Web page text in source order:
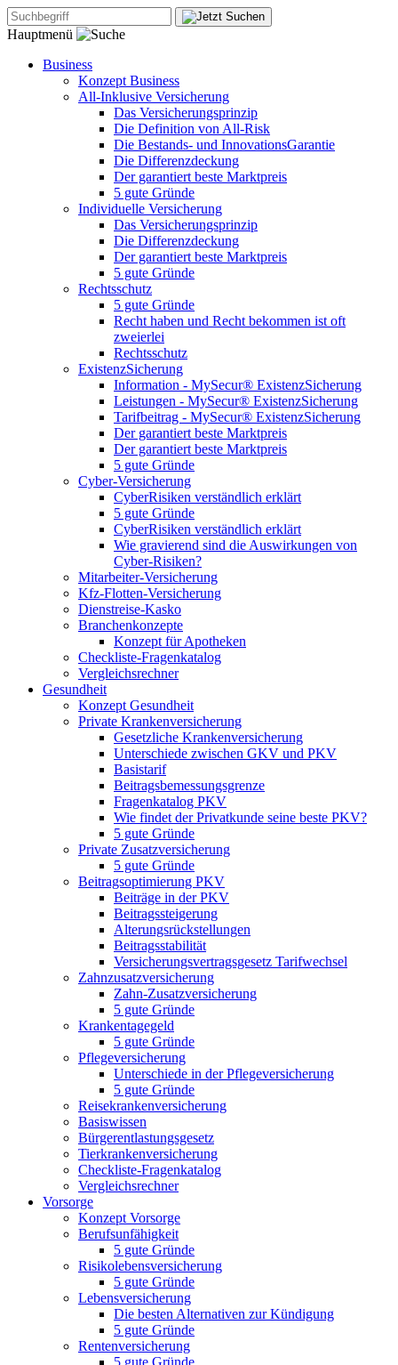
Hauptmenü
Business
Konzept Business
All-Inklusive Versicherung
Das Versicherungsprinzip
Die Definition von All-Risk
Die Bestands- und InnovationsGarantie
Die Differenzdeckung
Der garantiert beste Marktpreis
5 gute Gründe
Individuelle Versicherung
Das Versicherungsprinzip
Die Differenzdeckung
Der garantiert beste Marktpreis
5 gute Gründe
Rechtsschutz
5 gute Gründe
Recht haben und Recht bekommen ist oft
zweierlei
Rechtsschutz
ExistenzSicherung
Information - MySecur® ExistenzSicherung
Leistungen - MySecur® ExistenzSicherung
Tarifbeitrag - MySecur® ExistenzSicherung
Der garantiert beste Marktpreis
Der garantiert beste Marktpreis
5 gute Gründe
Cyber-Versicherung
CyberRisiken verständlich erklärt
5 gute Gründe
CyberRisiken verständlich erklärt
Wie gravierend sind die Auswirkungen von
Cyber-Risiken?
Mitarbeiter-Versicherung
Kfz-Flotten-Versicherung
Dienstreise-Kasko
Branchenkonzepte
Konzept für Apotheken
Checkliste-Fragenkatalog
Vergleichsrechner
Gesundheit
Konzept Gesundheit
Private Krankenversicherung
Gesetzliche Krankenversicherung
Unterschiede zwischen GKV und PKV
Basistarif
Beitragsbemessungsgrenze
Fragenkatalog PKV
Wie findet der Privatkunde seine beste PKV?
5 gute Gründe
Private Zusatzversicherung
5 gute Gründe
Beitragsoptimierung PKV
Beiträge in der PKV
Beitragssteigerung
Alterungsrückstellungen
Beitragsstabilität
Versicherungsvertragsgesetz Tarifwechsel
Zahnzusatzversicherung
Zahn-Zusatzversicherung
5 gute Gründe
Krankentagegeld
5 gute Gründe
Pflegeversicherung
Unterschiede in der Pflegeversicherung
5 gute Gründe
Reisekrankenversicherung
Basiswissen
Bürgerentlastungsgesetz
Tierkrankenversicherung
Checkliste-Fragenkatalog
Vergleichsrechner
Vorsorge
Konzept Vorsorge
Berufsunfähigkeit
5 gute Gründe
Risikolebensversicherung
5 gute Gründe
Lebensversicherung
Die besten Alternativen zur Kündigung
5 gute Gründe
Rentenversicherung
5 gute Gründe